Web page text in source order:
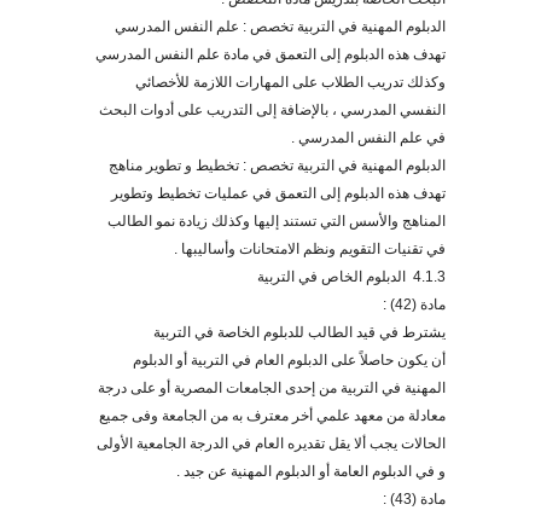
الدبلوم المهنية في التربية تخصص : علم النفس المدرسي
تهدف هذه الدبلوم إلى التعمق في مادة علم النفس المدرسي
وكذلك تدريب الطلاب على المهارات اللازمة للأخصائي
النفسي المدرسي ، بالإضافة إلى التدريب على أدوات البحث
في علم النفس المدرسي .
الدبلوم المهنية في التربية تخصص : تخطيط و تطوير مناهج
تهدف هذه الدبلوم إلى التعمق في عمليات تخطيط وتطوير
المناهج والأسس التي تستند إليها وكذلك زيادة نمو الطالب
في تقنيات التقويم ونظم الامتحانات وأساليبها .
4.1.3
الدبلوم الخاص في التربية
مادة (42) :
يشترط في قيد الطالب للدبلوم الخاصة في التربية
أن يكون حاصل على الدبلوم العام في التربية أو الدبلوم
المهنية في التربية من إحدى الجامعات المصرية أو على درجة
معادلة من معهد علمي أخر معترف به من الجامعة وفى جميع
الحالات يجب ألا يقل تقديره العام في الدرجة الجامعية الأولى
و في الدبلوم العامة أو الدبلوم المهنية عن جيد .
مادة (43) :